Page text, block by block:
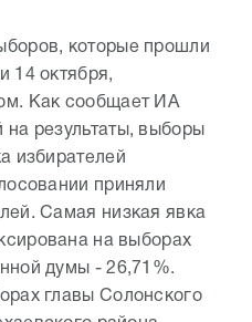
которые прошли
14 октября,
Как сообщает ИА
результаты, выборы
избирателей
приняли
Самая низкая явка
на выборах
думы - 26,71%.
главы Солонского